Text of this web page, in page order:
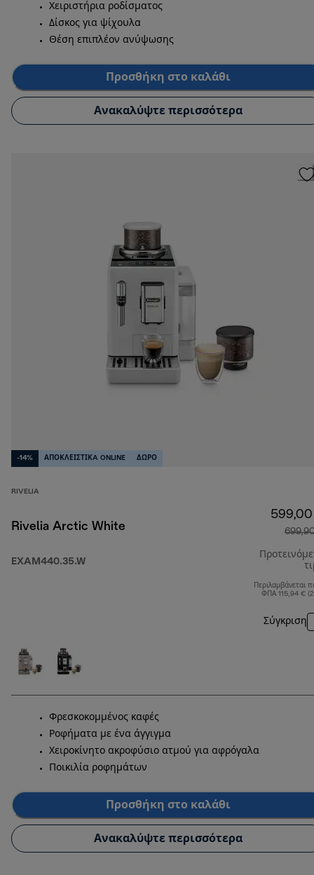
Χειριστήρια ροδίσματος
Δίσκος για ψίχουλα
Θέση επιπλέον ανύψωσης
Προσθήκη στο καλάθι
Ανακαλύψτε περισσότερα
-14% ΑΠΟΚΛΕΙΣΤΙΚA ONLINE ΔΩΡΟ
RIVELIA
Rivelia Arctic White
EXAM440.35.W
Περιλαμβάνεται
ΦΠΑ 115,94 €
Σύγκριση
Φρεσκοκομμένος καφές
Ροφήματα με ένα άγγιγμα
Χειροκίνητο ακροφύσιο ατμού για αφρόγαλα
Ποικιλία ροφημάτων
Προσθήκη στο καλάθι
Ανακαλύψτε περισσότερα